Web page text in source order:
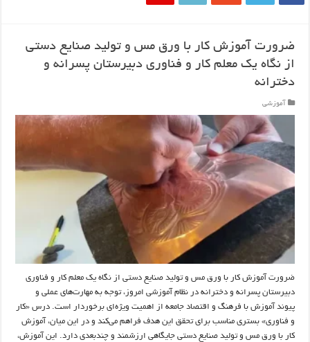
ضرورت آموزش کار با ورق مس و تولید صنایع دستی
از نگاه یک معلم کار و فناوری دبیرستان پسرانه و
دخترانه
آموزشی
ضرورت آموزش کار با ورق مس و تولید صنایع دستی از نگاه یک معلم کار و فناوری
دبیرستان پسرانه و دخترانه در نظام آموزشی امروز، توجه به مهارت‌های عملی و
پیوند آموزش با فرهنگ و اقتصاد جامعه از اهمیت ویژه‌ای برخوردار است. درس «کار
و فناوری» بستری مناسب برای تحقق این هدف فراهم می‌کند و در این میان، آموزش
کار با ورق مس و تولید صنایع دستی جایگاهی ارزشمند و چندبعدی دارد. این آموزش،